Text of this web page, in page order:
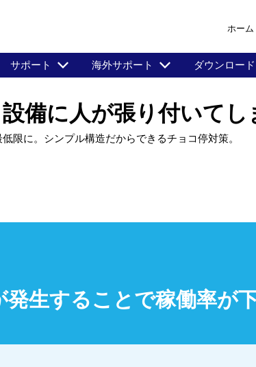
ホーム
サポート 海外サポート ダウンロード
備に人が張り付いてし
限に。シンプル構造だからできるチョコ停対策。
発生することで稼働率が